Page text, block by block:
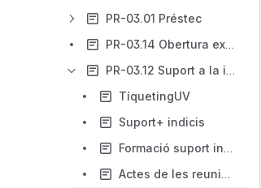
PR-03.01 Préstec
PR-03.14 Obertura extraordinària de biblioteques
PR-03.12 Suport a la investigació
TíquetingUV
Suport+ indicis
Formació suport investigació
Actes de les reunions